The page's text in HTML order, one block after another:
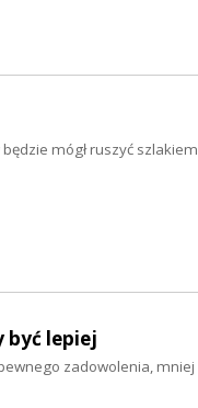
mógł ruszyć szlakiem
być lepiej
zadowolenia, mniej